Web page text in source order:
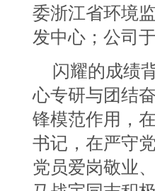
委浙江省环境
发中心；公司
闪耀的成绩
心专研与团结
锋模范作用，
书记，在严守
党员爱岗敬业